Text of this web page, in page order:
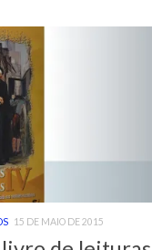
15 DE MAIO DE 2015